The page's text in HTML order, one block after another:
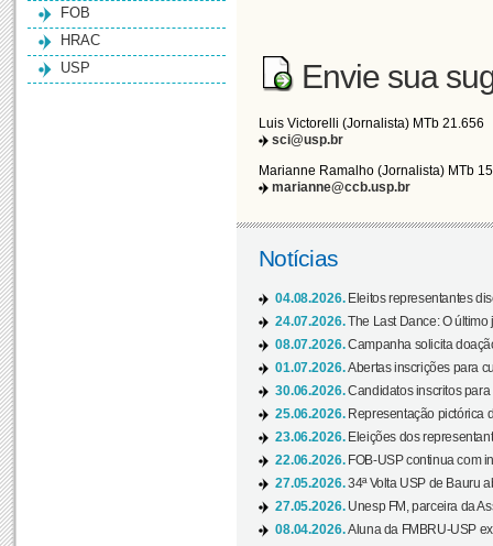
FOB
HRAC
USP
Envie sua
Luis Victorelli (Jornalista) MTb 21.656
sci@usp.br
Marianne Ramalho (Jornalista) MTb
marianne@ccb.usp.br
Notícias
04.08.2026. Eleitos representantes
24.07.2026.The Last Dance: O
08.07.2026.Campanha solicita
01.07.2026.Abertas inscrições para
30.06.2026.Candidatos inscritos
25.06.2026. Representação pictórica
23.06.2026. Eleições dos
22.06.2026. FOB-USP continua com
27.05.2026.34ª Volta USP de Bauru
27.05.2026. Unesp FM, parceira da
08.04.2026.Aluna da FMBRU-USP